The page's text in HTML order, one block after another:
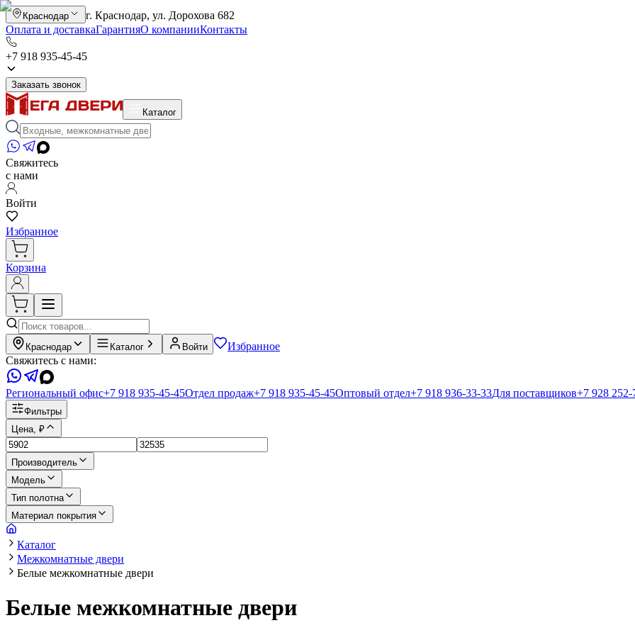
Краснодар
г. Краснодар, ул. Дорохова 682
Оплата и доставкаГарантияО компанииКонтакты
+7 918 935-45-45
Заказать звонок
Каталог
Свяжитесь
с нами
Войти
Избранное
Корзина
Краснодар Каталог Войти
Избранное
Свяжитесь с нами:
Региональный офис+7 918 935-45-45Отдел продаж+7 918 935-45-45Оптовый отдел+7 918 936-33-33Для поставщиков+7 928 252-
Фильтры
Цена, ₽
Производитель
Модель
Тип полотна
Материал покрытия
Каталог
Межкомнатные двери
Белые межкомнатные двери
Белые межкомнатные двери